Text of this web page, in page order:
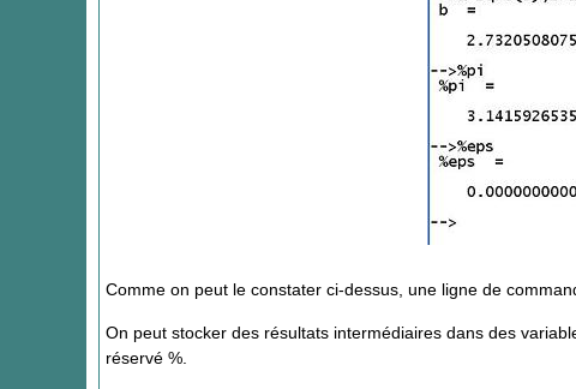
Comme on peut le constater ci-dessus, une ligne de
On peut stocker des résultats intermédiaires dans des
réservé %.